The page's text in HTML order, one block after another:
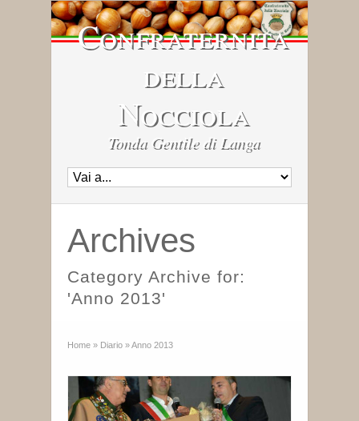
Confraternita
della
Nocciola
Tonda Gentile di Langa
Archives
Category Archive for:
'Anno 2013'
Home » Diario »Anno 2013